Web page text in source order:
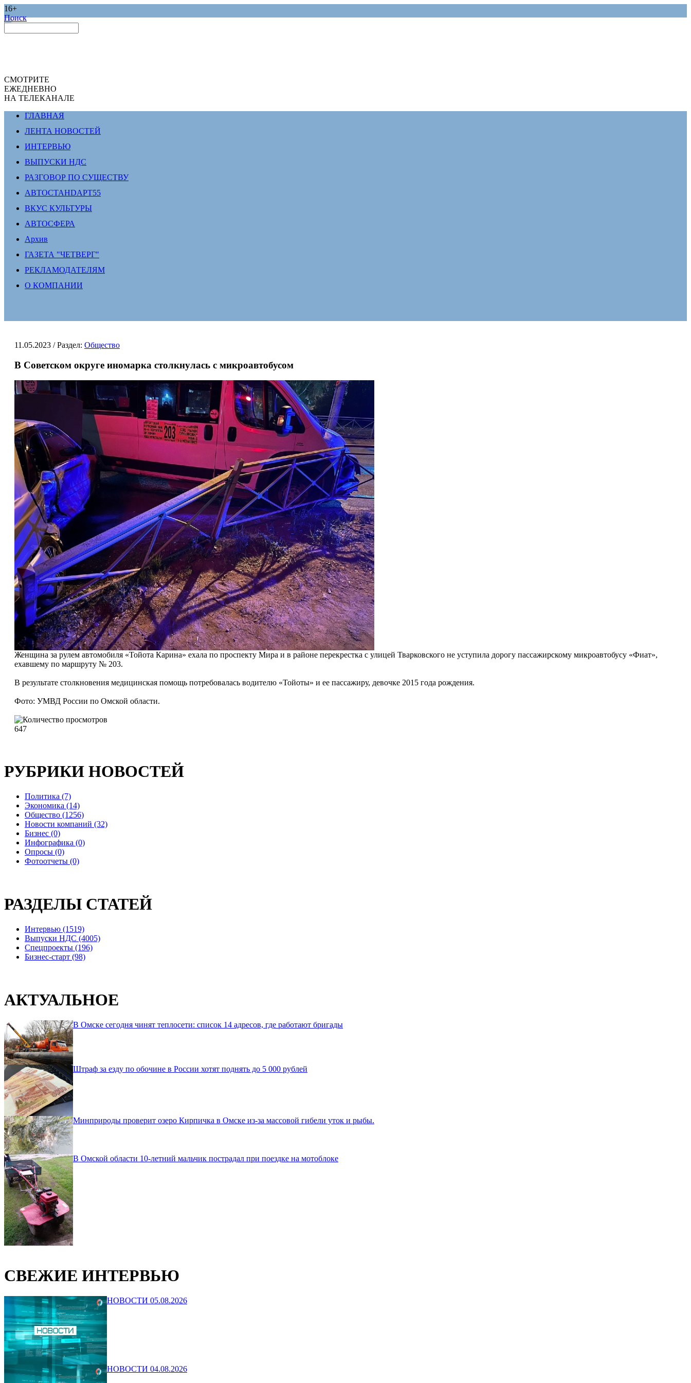
16+
Поиск
СМОТРИТЕ
ЕЖЕДНЕВНО
НА ТЕЛЕКАНАЛЕ
ГЛАВНАЯ
ЛЕНТА НОВОСТЕЙ
ИНТЕРВЬЮ
ВЫПУСКИ НДС
РАЗГОВОР ПО СУЩЕСТВУ
АВТОСТАНDАРТ55
ВКУС КУЛЬТУРЫ
АВТОСФЕРА
Архив
ГАЗЕТА "ЧЕТВЕРГ"
РЕКЛАМОДАТЕЛЯМ
О КОМПАНИИ
11.05.2023 / Раздел: Общество
В Советском округе иномарка столкнулась с микроавтобусом
Женщина за рулем автомобиля «Тойота Карина» ехала по проспекту Мира и в районе перекрестка с улицей Тварковского не уступила дорогу пассажирскому микроавтобусу «Фиат»,
ехавшему по маршруту № 203.
В результате столкновения медицинская помощь потребовалась водителю «Тойоты» и ее пассажиру, девочке 2015 года рождения.
Фото: УМВД России по Омской области.
647
РУБРИКИ НОВОСТЕЙ
Политика (7)
Экономика (14)
Общество (1256)
Новости компаний (32)
Бизнес (0)
Инфографика (0)
Опросы (0)
Фотоотчеты (0)
РАЗДЕЛЫ СТАТЕЙ
Интервью (1519)
Выпуски НДС (4005)
Спецпроекты (196)
Бизнес-старт (98)
АКТУАЛЬНОЕ
В Омске сегодня чинят теплосети: список 14 адресов, где работают бригады
Штраф за езду по обочине в России хотят поднять до 5 000 рублей
Минприроды проверит озеро Кирпичка в Омске из-за массовой гибели уток и рыбы.
В Омской области 10-летний мальчик пострадал при поездке на мотоблоке
СВЕЖИЕ ИНТЕРВЬЮ
НОВОСТИ 05.08.2026
НОВОСТИ 04.08.2026